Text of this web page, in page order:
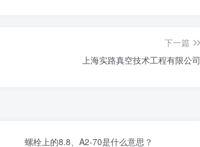
下一篇
上海实路真空技术工程有限公司
螺栓上的8.8、A2-70是什么意思？